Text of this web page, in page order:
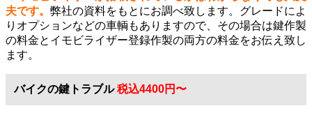
夫です。 弊社の資料をもとにお調べ致します。グレードによ
りオプションなどの車輌もありますので、その場合は鍵作製
の料金とイモビライザー登録作製の両方の料金をお伝え致し
ます。
バイクの鍵トラブル 税込4400円〜